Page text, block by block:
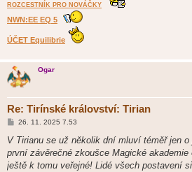
ROZCESTNÍK PRO NOVÁČKY
NWN:EE EQ 5
ÚČET Equilibrie
Ogar
Re: Tirínské království: Tirian
P
í
p
ě
26. 11. 2025 7.53
V Tirianu se už několik dní mluví téměř jen
první závěrečné zkoušce Magické
ještě k tomu veřejné! Lidé všech postavení